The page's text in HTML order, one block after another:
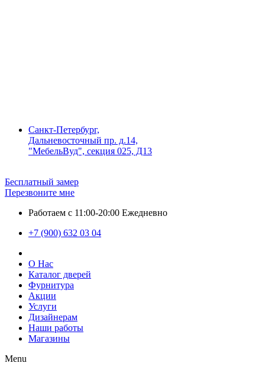
Санкт-Петербург,
Дальневосточный пр. д.14,
"МебельВуд", секция 025, Д13
Бесплатный замер
Перезвоните мне
Работаем с 11:00-20:00 Ежедневно
+7 (900) 632 03 04
О Нас
Каталог дверей
Фурнитура
Акции
Услуги
Дизайнерам
Наши работы
Магазины
Menu